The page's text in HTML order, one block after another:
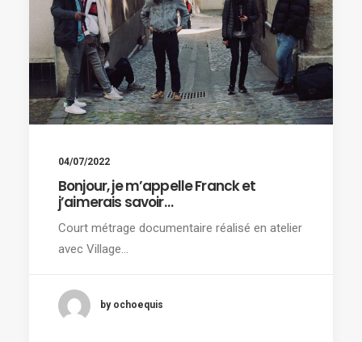
04/07/2022
Bonjour, je m’appelle Franck et
j’aimerais savoir…
Court métrage documentaire réalisé en atelier
avec Village…
by ochoequis